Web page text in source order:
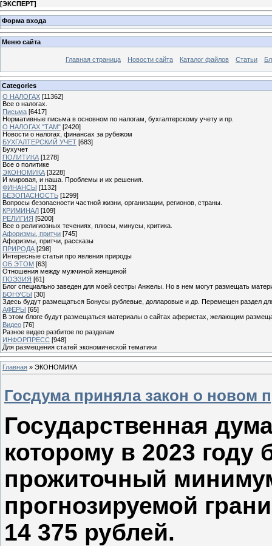
[ЭКСПЕРТ]
Форма входа
Меню сайта
Главная страница Новости сайта Каталог файлов Статьи
Categories
О НАЛОГАХ [11362]
Все о налогах.
Письма [6417]
Нормативные письма в основном по налогам, бухгалтерскому учету и пр.
О НАЛОГАХ "ТАМ" [2420]
Новости о налогах, финансах за рубежом
БУХГАЛТЕРСКИЙ УЧЕТ [683]
Бухучет
ПОЛИТИКА [1278]
Все о политике
ЭКОНОМИКА [3228]
И мировая, и наша. Проблемы и их решения.
ФИНАНСЫ [1132]
БЕЗОПАСНОСТЬ [1299]
Вопросы безопасности частной жизни, организации, регионов, страны.
КРИМИНАЛ [109]
РЕЛИГИЯ [5200]
Все о религиозных течениях, плюсы, минусы, критика.
Афоризмы, притчи [745]
Афоризмы, притчи, рассказы
ПРИРОДА [298]
Интересные статьи про явления природы
ОБ ЭТОМ [63]
Отношения между мужчиной женщиной
ПОЭЗИЯ [61]
Блог специально заведен для моей сестры Анжелы. Но в нем могут размещать
БОНУСЫ [30]
Здесь будут размещаться Бонусы рублевые, долларовые и др. Перемещен раздел
АФЕРЫ [65]
В этом блоге будут размещаться материалы о сайтах аферистах, желающим
Видео [76]
Разное видео разбитое по разделам
ИНФОРПРЕСС [948]
Для размещения статей экономической тематики
Главная » ЭКОНОМИКА
Госдума приняла закон о новом
Государственная
которому в 2023 году
прожиточный
прогнозируемой
14 375 рублей.